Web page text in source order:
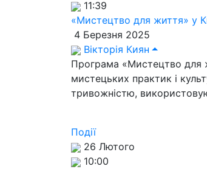
11:39
«Мистецтво для життя» у
4 Березня 2025
Вікторія Киян
Програма «Мистецтво для
мистецьких практик і
тривожністю,
Події
26 Лютого
10:00